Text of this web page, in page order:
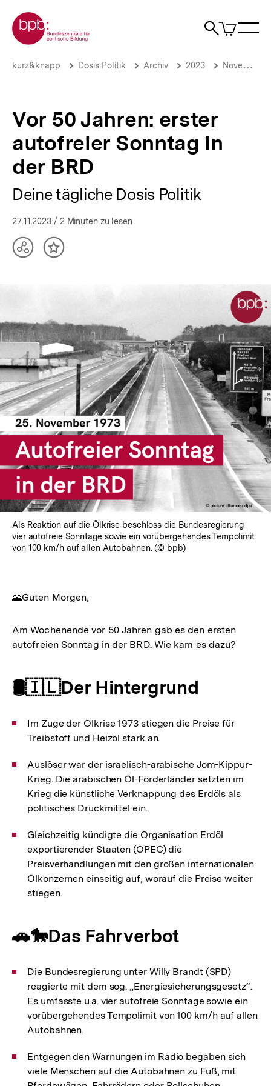
zum
Seiteninhalt
springen
Zur Startseite der bpb
Suche
Artikel
im
Vor
autofreier
Sonntag
der
BRD
tägliche
Politik
bpb.de
Brotkrümelnavigation
Pfadnavigation
kurz&knapp Dosis Politik Archiv 2023 November 2023
Vor 50 Jahren: erster
autofreier Sonntag in
der BRD
Deine tägliche Dosis Politik
27.11.2023 / 2 Minuten zu lesen
TeilenInhalt
Als Reaktion auf die Ölkrise beschloss die Bundesregierung
vier autofreie Sonntage sowie ein vorübergehendes Tempolimit
von 100 km/h auf allen Autobahnen. (© bpb)
🌄Guten Morgen,
Am Wochenende vor 50 Jahren gab es den ersten
autofreien Sonntag in der BRD. Wie kam es dazu?
🛢️🇮🇱Der Hintergrund
Im Zuge der Ölkrise 1973 stiegen die Preise für
Treibstoff und Heizöl stark an.
Auslöser war der israelisch-arabische Jom-Kippur-
Krieg. Die arabischen Öl-Förderländer setzten im
Krieg die künstliche Verknappung des Erdöls als
politisches Druckmittel ein.
Gleichzeitig kündigte die Organisation Erdöl
exportierender Staaten (OPEC) die
Preisverhandlungen mit den großen internationalen
Ölkonzernen einseitig auf, worauf die Preise weiter
stiegen.
🚗🐎Das Fahrverbot
Die Bundesregierung unter Willy Brandt (SPD)
reagierte mit dem sog. „Energiesicherungsgesetz“.
Es umfasste u.a. vier autofreie Sonntage sowie ein
vorübergehendes Tempolimit von 100 km/h auf allen
Autobahnen.
Entgegen den Warnungen im Radio begaben sich
viele Menschen auf die Autobahnen zu Fuß, mit